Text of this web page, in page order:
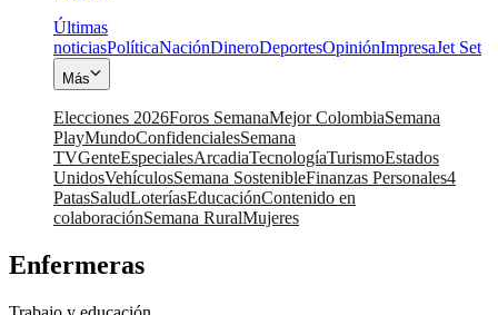
Últimas
noticiasPolíticaNaciónDineroDeportesOpiniónImpresaJet Set
Más
Elecciones 2026Foros SemanaMejor ColombiaSemana
PlayMundoConfidencialesSemana
TVGenteEspecialesArcadiaTecnologíaTurismoEstados
UnidosVehículosSemana SostenibleFinanzas Personales4
PatasSaludLoteríasEducaciónContenido en
colaboraciónSemana RuralMujeres
Enfermeras